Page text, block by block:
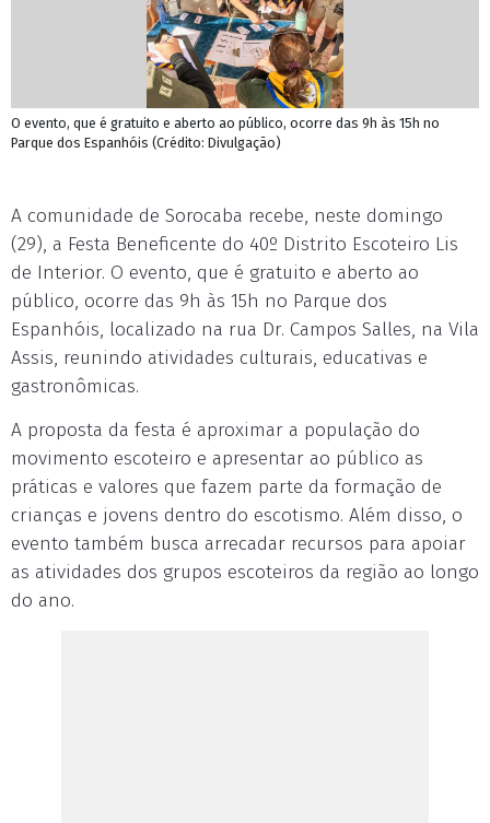
O evento, que é gratuito e aberto ao público, ocorre das 9h às 15h no
Parque dos Espanhóis (Crédito: Divulgação)
A comunidade de Sorocaba recebe, neste domingo
(29), a Festa Beneficente do 40º Distrito Escoteiro Lis
de Interior. O evento, que é gratuito e aberto ao
público, ocorre das 9h às 15h no Parque dos
Espanhóis, localizado na rua Dr. Campos Salles, na Vila
Assis, reunindo atividades culturais, educativas e
gastronômicas.
A proposta da festa é aproximar a população do
movimento escoteiro e apresentar ao público as
práticas e valores que fazem parte da formação de
crianças e jovens dentro do escotismo. Além disso, o
evento também busca arrecadar recursos para apoiar
as atividades dos grupos escoteiros da região ao longo
do ano.